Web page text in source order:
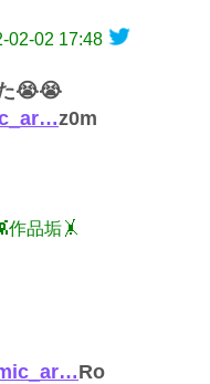
02-02 17:48
😭😭
z0m
作品垢🤸
Ro